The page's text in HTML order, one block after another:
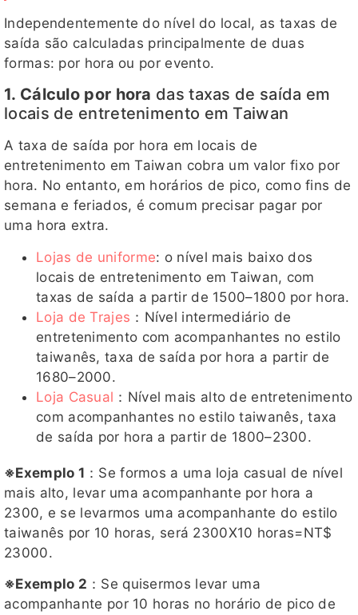
Independentemente do nível do local, as taxas de
saída são calculadas principalmente de duas
formas: por hora ou por evento.
1. Cálculo por hora das taxas de saída em
locais de entretenimento em Taiwan
A taxa de saída por hora em locais de
entretenimento em Taiwan cobra um valor fixo por
hora. No entanto, em horários de pico, como fins de
semana e feriados, é comum precisar pagar por
uma hora extra.
Lojas de uniforme: o nível mais baixo dos
locais de entretenimento em Taiwan, com
taxas de saída a partir de 1500–1800 por hora.
Loja de Trajes ：Nível intermediário de
entretenimento com acompanhantes no estilo
taiwanês, taxa de saída por hora a partir de
1680–2000.
Loja Casual ：Nível mais alto de entretenimento
com acompanhantes no estilo taiwanês, taxa
de saída por hora a partir de 1800–2300.
※Exemplo 1 ：Se formos a uma loja casual de nível
mais alto, levar uma acompanhante por hora a
2300, e se levarmos uma acompanhante do estilo
taiwanês por 10 horas, será 2300X10 horas=NT$
23000.
※Exemplo 2 ：Se quisermos levar uma
acompanhante por 10 horas no horário de pico de